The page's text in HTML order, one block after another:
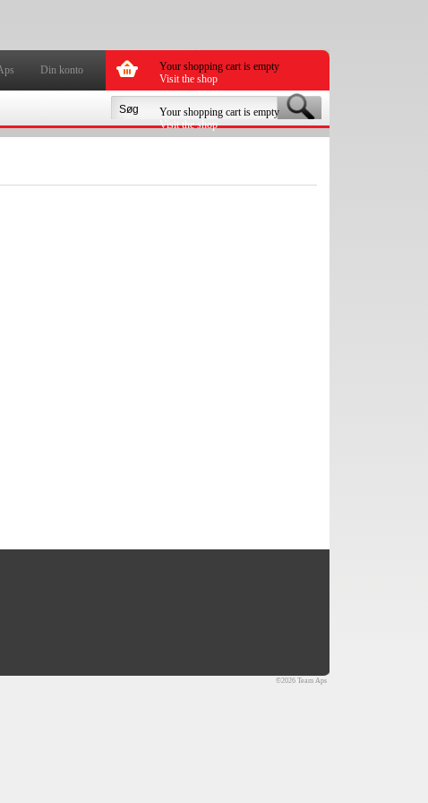
Din konto
Your shopping cart is empty
Visit the shop
Your shopping cart is empty
Visit the shop
©2026 Team Aps